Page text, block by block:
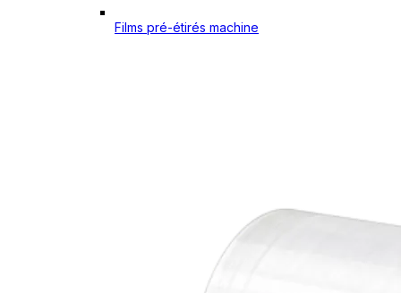
Films pré-étirés machine